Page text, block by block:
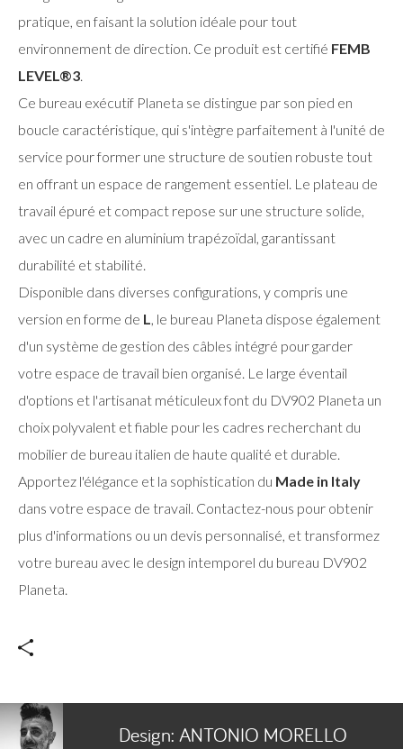
pratique, en faisant la solution idéale pour tout
environnement de direction. Ce produit est certifié FEMB
LEVEL®3
Ce bureau exécutif Planeta se distingue par son pied en
boucle caractéristique, qui s'intègre parfaitement à l'unité de
service pour former une structure de soutien robuste tout
en offrant un espace de rangement essentiel. Le plateau de
travail épuré et compact repose sur une structure solide,
avec un cadre en aluminium trapézoïdal, garantissant
durabilité et stabilité.
Disponible dans diverses configurations, y compris une
version en forme de L
, le bureau Planeta dispose également
d'un système de gestion des câbles intégré pour garder
votre espace de travail bien organisé. Le large éventail
d'options et l'artisanat méticuleux font du DV902 Planeta un
choix polyvalent et fiable pour les cadres recherchant du
mobilier de bureau italien de haute qualité et durable.
Apportez l'élégance et la sophistication du Made in Italy
dans votre espace de travail. Contactez-nous pour obtenir
plus d'informations ou un devis personnalisé, et transformez
votre bureau avec le design intemporel du bureau DV902
Planeta.
Design: ANTONIO MORELLO